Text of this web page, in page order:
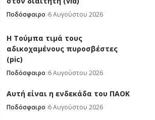
Ποδόσφαιρο 6 Αυγούστου 2026
H Tούμπα τιμά τους
αδικοχαμένους πυροσβέστες
(pic)
Ποδόσφαιρο 6 Αυγούστου 2026
Αυτή είναι η ενδεκάδα του ΠΑΟΚ
Ποδόσφαιρο 6 Αυγούστου 2026